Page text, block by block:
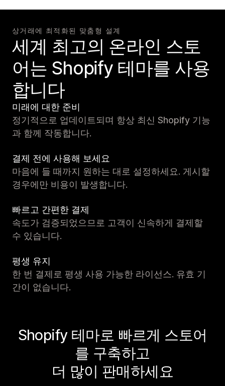
상거래에 최적화된 맞춤형 설계
세계 최고의 온라인 스토
어는 Shopify 테마를 사용
합니다
미래에 대한 준비
정기적으로 업데이트되며 항상 최신 Shopify 기능
과 함께 작동합니다.
결제 전에 사용해 보세요
마음에 들 때까지 원하는 대로 설정하세요. 게시할
경우에만 비용이 발생합니다.
빠르고 간편한 결제
속도가 검증되었으므로 고객이 신속하게 결제할
수 있습니다.
평생 유지
한 번 결제로 평생 사용 가능한 라이선스. 유효 기
간이 없습니다.
Shopify 테마로 빠르게 스토어
를 구축하고
더 많이 판매하세요